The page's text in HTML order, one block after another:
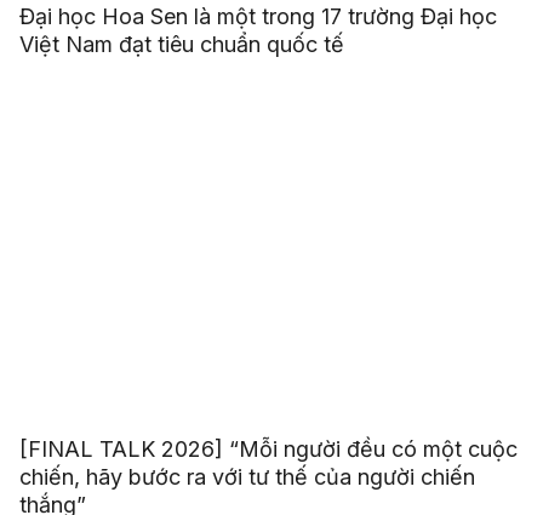
Đại học Hoa Sen là một trong 17 trường Đại học
Việt Nam đạt tiêu chuẩn quốc tế
[FINAL TALK 2026] “Mỗi người đều có một cuộc
chiến, hãy bước ra với tư thế của người chiến
thắng”